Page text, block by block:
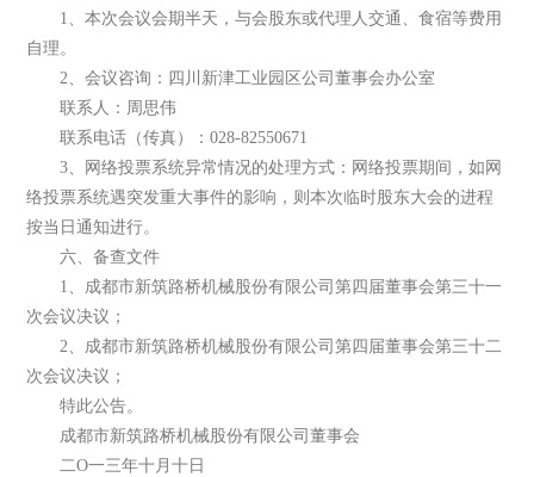
1、本次会议会期半天，与会股东或代理人交通、食宿等费用
自理。
2、会议咨询：四川新津工业园区公司董事会办公室
联系人：周思伟
联系电话（传真）：028-82550671
3、网络投票系统异常情况的处理方式：网络投票期间，如网
络投票系统遇突发重大事件的影响，则本次临时股东大会的进程
按当日通知进行。
六、备查文件
1、成都市新筑路桥机械股份有限公司第四届董事会第三十一
次会议决议；
2、成都市新筑路桥机械股份有限公司第四届董事会第三十二
次会议决议；
特此公告。
成都市新筑路桥机械股份有限公司董事会
二O一三年十月十日